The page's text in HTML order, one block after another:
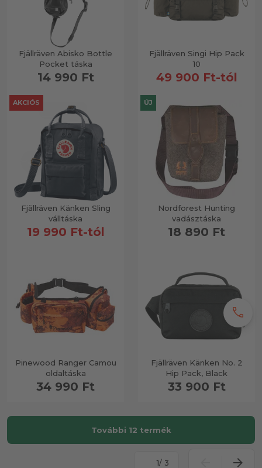
Fjällräven Abisko Bottle
Pocket táska
14 990 Ft
Fjällräven Singi Hip Pack
10
49 900 Ft-tól
Fjällräven Känken Sling
válltáska
AKCIÓS
19 990 Ft-tól
Nordforest Hunting
vadásztáska
ÚJ
18 890 Ft
Pinewood Ranger Camou
oldaltáska
34 990 Ft
Fjällräven Känken No. 2
Hip Pack, Black
33 900 Ft
További 12 termék
/ 3
call